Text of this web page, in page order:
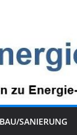
BAU/SANIERUNG